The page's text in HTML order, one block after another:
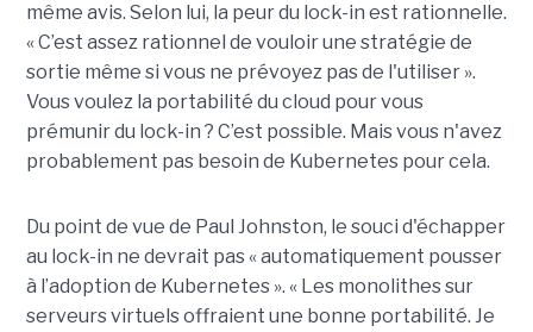
même avis. Selon lui, la peur du lock-in est rationnelle.
« C’est assez rationnel de vouloir une stratégie de
sortie même si vous ne prévoyez pas de l'utiliser ».
Vous voulez la portabilité du cloud pour vous
prémunir du lock-in ? C’est possible. Mais vous n'avez
probablement pas besoin de Kubernetes pour cela.
Du point de vue de Paul Johnston, le souci d'échapper
au lock-in ne devrait pas « automatiquement pousser
à l’adoption de Kubernetes ». « Les monolithes sur
serveurs virtuels offraient une bonne portabilité. Je